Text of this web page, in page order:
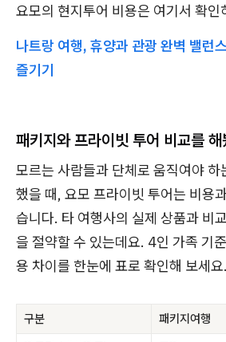
요모의 현지투어 비용은 여기서 확인
나트랑 여행, 휴양과 관광 완벽 밸런
즐기기
패키지와 프라이빗 투어 비교를
모르는 사람들과 단체로 움직여야 하
했을 때, 요모 프라이빗 투어는 비용
습니다. 타 여행사의 실제 상품과 비
을 절약할 수 있는데요. 4인 가족 기
용 차이를 한눈에 표로 확인해 보세요.
구분 패키지여행